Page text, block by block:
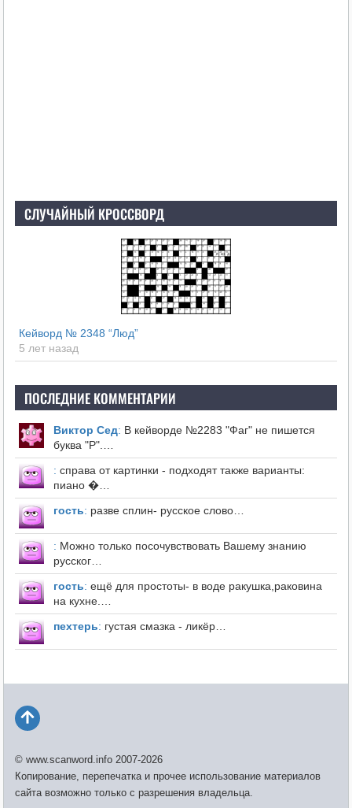
СЛУЧАЙНЫЙ КРОССВОРД
Кейворд № 2348 “Люд”
5 лет назад
ПОСЛЕДНИЕ КОММЕНТАРИИ
Виктор Сед: В кейворде №2283 "Фаг" не пишется
буква "Р".…
: справа от картинки - подходят также варианты:
пиано �…
гость: разве сплин- русское слово…
: Можно только посочувствовать Вашему знанию
русског…
гость: ещё для простоты- в воде ракушка,раковина
на кухне.…
пехтерь: густая смазка - ликёр…
© www.scanword.info 2007-2026
Копирование, перепечатка и прочее использование материалов
сайта возможно только с разрешения владельца.